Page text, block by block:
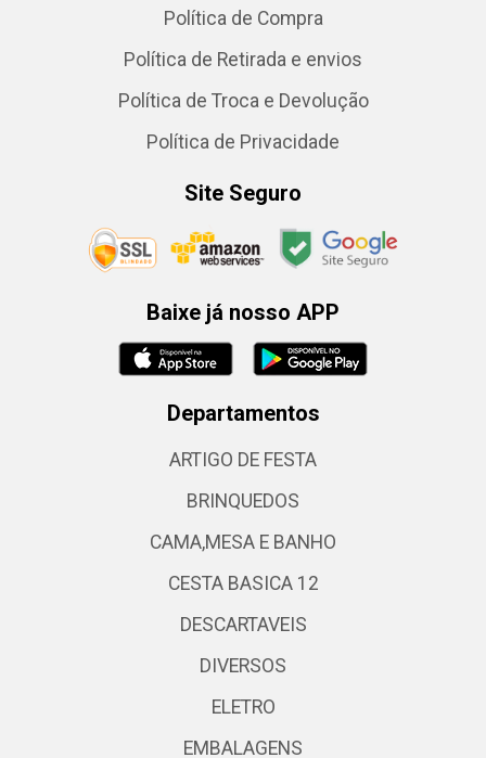
Política de Compra
Política de Retirada e envios
Política de Troca e Devolução
Política de Privacidade
Site Seguro
Baixe já nosso APP
Departamentos
ARTIGO DE FESTA
BRINQUEDOS
CAMA,MESA E BANHO
CESTA BASICA 12
DESCARTAVEIS
DIVERSOS
ELETRO
EMBALAGENS